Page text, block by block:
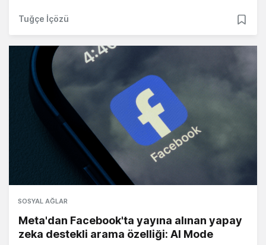
Tuğçe İçözü
SOSYAL AĞLAR
Meta'dan Facebook'ta yayına alınan yapay
zeka destekli arama özelliği: AI Mode